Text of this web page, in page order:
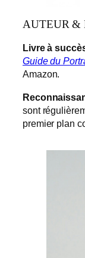
AUTEUR &
Livre à
Guide du
Amazon.
sont
premier plan